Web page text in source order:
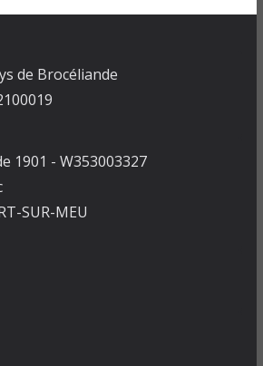
de Brocéliande
1901 - W353003327
SUR-MEU